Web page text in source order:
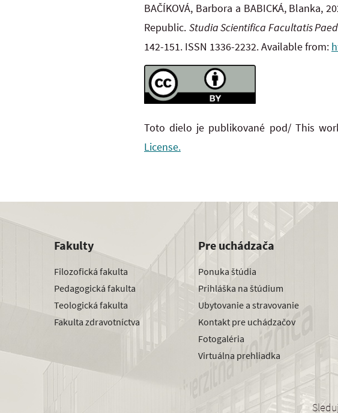
BAČÍKOVÁ, Barbora a BABICKÁ, Blanka,
Republic. Studia Scientifica Facultatis
142-151. ISSN 1336-2232. Available from:
Toto dielo je publikované pod/ This
License.
Fakulty
Filozofická fakulta
Pedagogická fakulta
Teologická fakulta
Fakulta zdravotníctva
Pre uchádzača
Ponuka štúdia
Prihláška na štúdium
Ubytovanie a stravovanie
Kontakt pre uchádzačov
Fotogaléria
Virtuálna prehliadka